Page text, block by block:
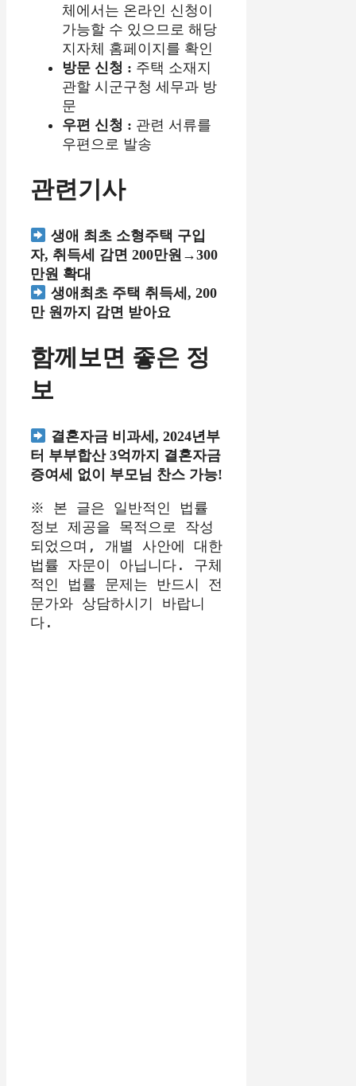
체에서는 온라인 신청이
가능할 수 있으므로 해당
지자체 홈페이지를 확인
방문 신청 : 주택 소재지
관할 시군구청 세무과 방
문
우편 신청 : 관련 서류를
우편으로 발송
관련기사
생애 최초 소형주택 구입
자, 취득세 감면 200만원→300
만원 확대
생애최초 주택 취득세, 200
만 원까지 감면 받아요
함께보면 좋은 정
보
결혼자금 비과세, 2024년부
터 부부합산 3억까지 결혼자금
증여세 없이 부모님 찬스 가능!
※ 본 글은 일반적인 법률
정보 제공을 목적으로 작성
되었으며, 개별 사안에 대한
법률 자문이 아닙니다. 구체
적인 법률 문제는 반드시 전
문가와 상담하시기 바랍니
다.